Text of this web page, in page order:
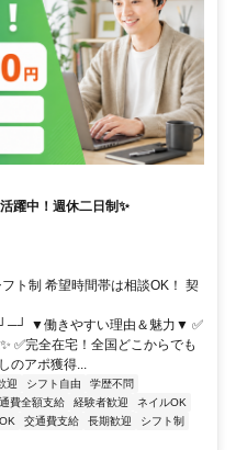
躍中！週休二日制✨
ト制 希望時間帯は相談OK！ 契
▼働きやすい理由＆魅力▼ ✅
✅完全在宅！全国どこからでも
のアポ獲得...
迎 シフト自由
学歴不問
費全額支給 経験者歓迎
ネイルOK
交通費支給 長期歓迎
シフト制